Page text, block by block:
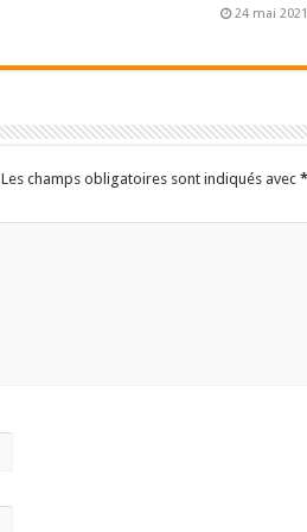
24 mai 2021
Les champs obligatoires sont indiqués avec *